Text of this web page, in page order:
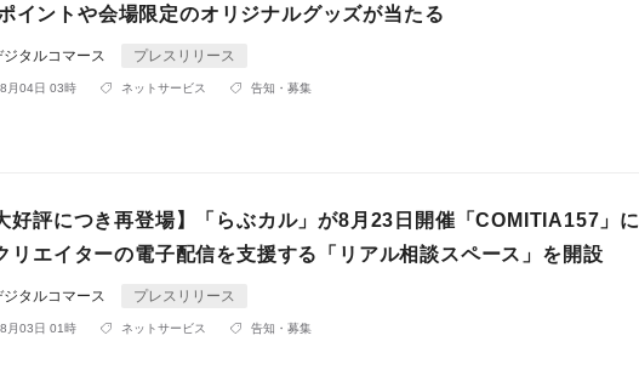
イントや会場限定のオリジナルグッズが当たる
タルコマース プレスリリース
月04日 03時 ネットサービス 告知・募集
好評につき再登場】「らぶカル」が8月23日開催「COMITIA157」に
リエイターの電子配信を支援する「リアル相談スペース」を開設
タルコマース プレスリリース
月03日 01時 ネットサービス 告知・募集